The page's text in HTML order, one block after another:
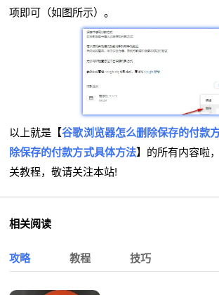
项即可（如图所示）。
以上就是【谷歌浏览器怎么删除保存的付款
除保存的付款方式具体方法】的所有内容啦
关教程，敬请关注本站!
相关阅读
攻略 教程 技巧